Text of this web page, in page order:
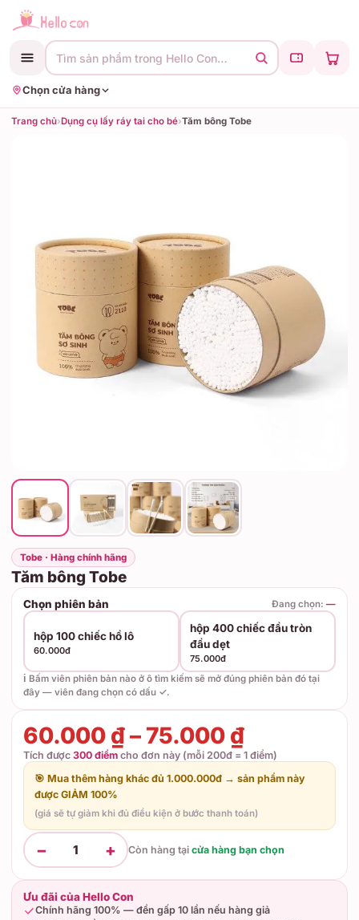
Tìm sản phẩm trong Hello Con…
Chọn cửa hàng
Trang chủ›Dụng cụ lấy ráy tai cho bé›Tăm bông Tobe
Tobe · Hàng chính hãng
Tăm bông Tobe
Chọn phiên bản Đang chọn: —
hộp 100 chiếc hồ lô
60.000đ
hộp 400 chiếc đầu tròn
đầu dẹt
75.000đ
ℹ️ Bấm viên phiên bản nào ở ô tìm kiếm sẽ mở đúng phiên bản đó tại
đây — viên đang chọn có dấu ✓.
60.000 ₫ – 75.000 ₫
Tích được 300 điểm cho đơn này (mỗi 200đ = 1 điểm)
🎯 Mua thêm hàng khác đủ 1.000.000đ → sản phẩm này
được GIẢM 100%
(giá sẽ tự giảm khi đủ điều kiện ở bước thanh toán)
− 1 + Còn hàng tại cửa hàng bạn chọn
Ưu đãi của Hello Con
Chính hãng 100% — đền gấp 10 lần nếu hàng giả